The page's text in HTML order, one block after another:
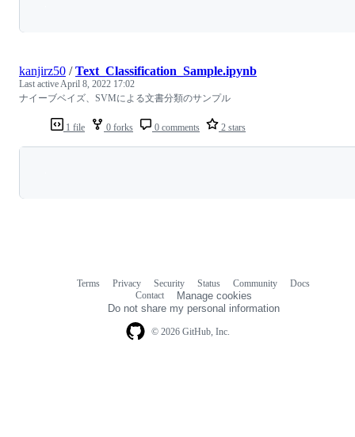
1 file 0 forks 0 comments 2 stars
kanjirz50 /Text_Classification_Sample.ipynb
Last activeApril 8, 2022 17:02
ナイーブベイズ、SVMによる文書分類のサンプル
© 2026 GitHub, Inc.
Terms Privacy Security Status Community
Docs
Contact
Manage cookies
Do not share my personal information